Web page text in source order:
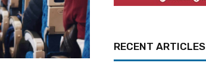
RECENT ARTICLES